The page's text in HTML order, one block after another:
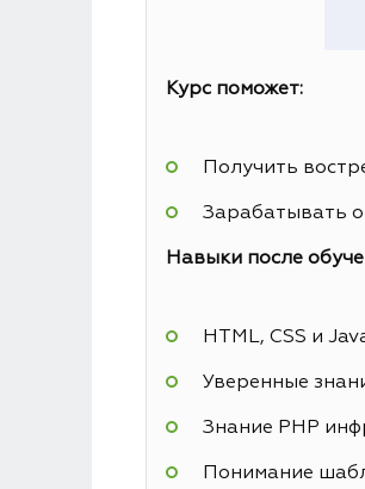
Курс поможет:
Получить
Зарабатывать
Навыки после
HTML, CSS и
Уверенные
Знание PHP
Понимание